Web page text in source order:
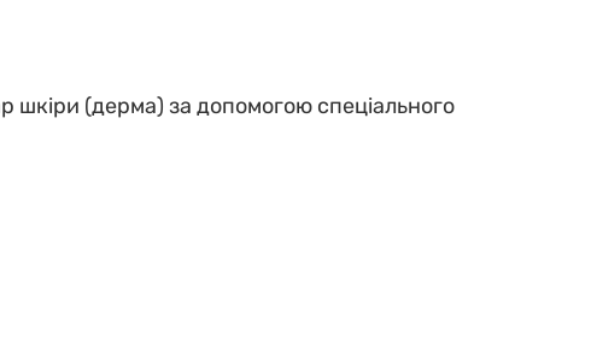
шкіри (дерма) за допомогою спеціального